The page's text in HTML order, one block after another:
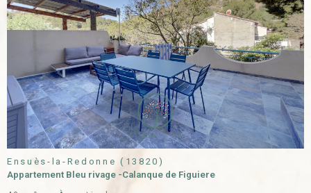
VOIR LE
BIEN
Ensuès-la-Redonne (13820)
Appartement Bleu rivage -Calanque de Figuiere